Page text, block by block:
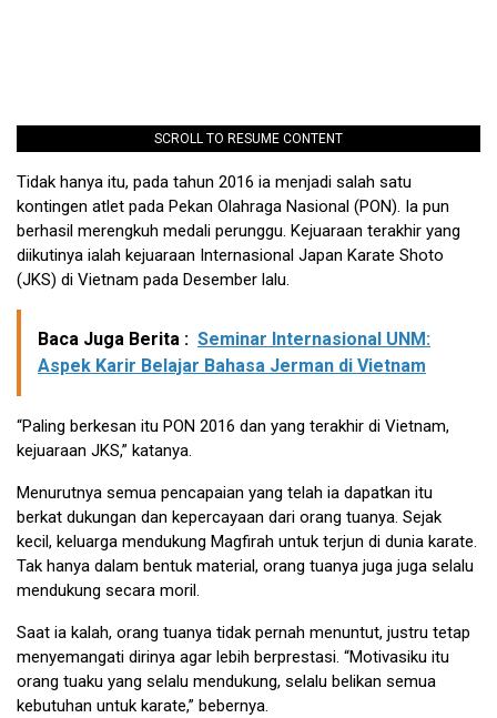
SCROLL TO RESUME CONTENT
Tidak hanya itu, pada tahun 2016 ia menjadi salah satu
kontingen atlet pada Pekan Olahraga Nasional (PON). Ia pun
berhasil merengkuh medali perunggu. Kejuaraan terakhir yang
diikutinya ialah kejuaraan Internasional Japan Karate Shoto
(JKS) di Vietnam pada Desember lalu.
Baca Juga Berita : Seminar Internasional UNM:
Aspek Karir Belajar Bahasa Jerman di Vietnam
“Paling berkesan itu PON 2016 dan yang terakhir di Vietnam,
kejuaraan JKS,” katanya.
Menurutnya semua pencapaian yang telah ia dapatkan itu
berkat dukungan dan kepercayaan dari orang tuanya. Sejak
kecil, keluarga mendukung Magfirah untuk terjun di dunia karate.
Tak hanya dalam bentuk material, orang tuanya juga juga selalu
mendukung secara moril.
Saat ia kalah, orang tuanya tidak pernah menuntut, justru tetap
menyemangati dirinya agar lebih berprestasi. “Motivasiku itu
orang tuaku yang selalu mendukung, selalu belikan semua
kebutuhan untuk karate,” bebernya.